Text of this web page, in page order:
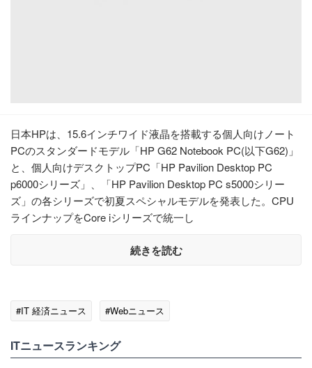
日本HPは、15.6インチワイド液晶を搭載する個人向けノート
PCのスタンダードモデル「HP G62 Notebook PC(以下G62)」
と、個人向けデスクトップPC「HP Pavilion Desktop PC
p6000シリーズ」、「HP Pavilion Desktop PC s5000シリー
ズ」の各シリーズで初夏スペシャルモデルを発表した。CPU
ラインナップをCore iシリーズで統一し
続きを読む
#IT 経済ニュース #Webニュース
ITニュースランキング